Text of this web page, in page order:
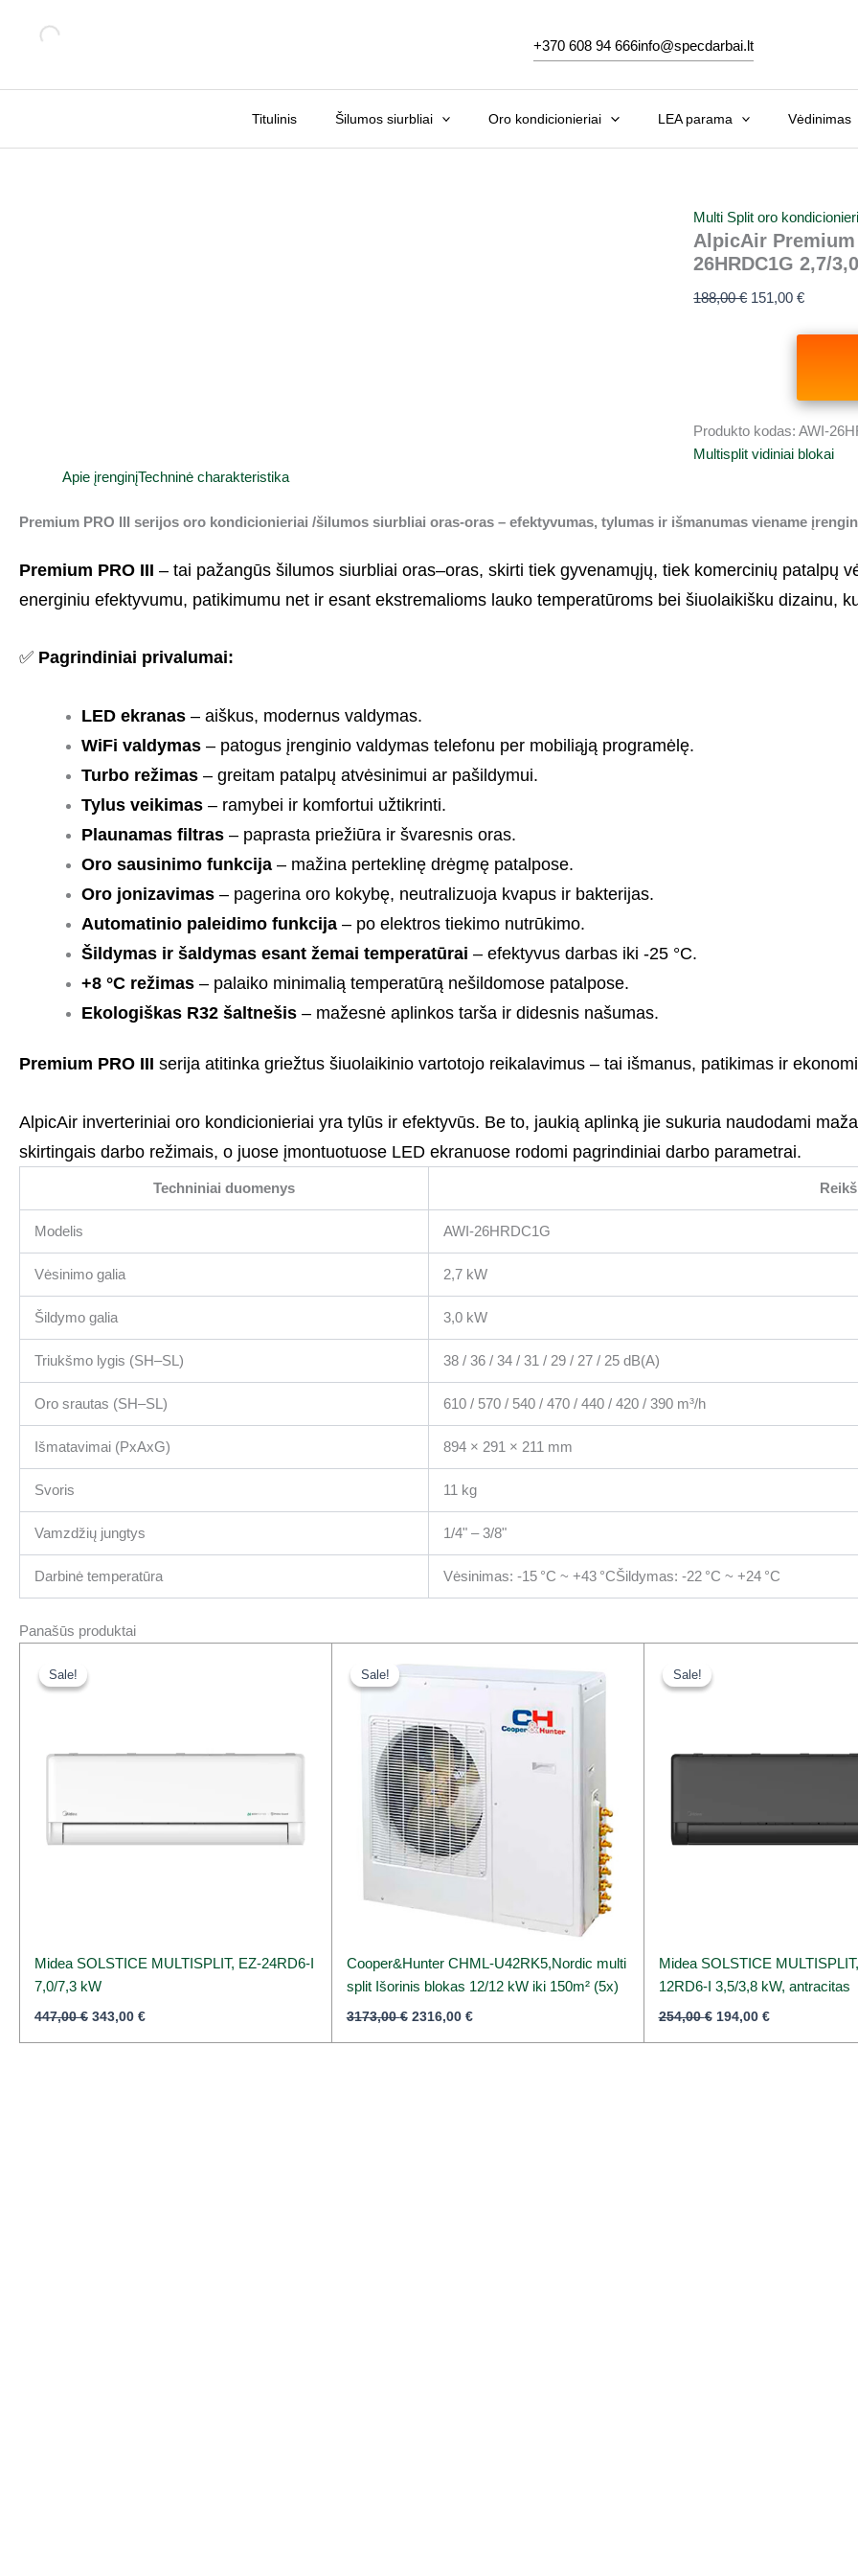
+370 608 94 666info@specdarbai.lt
Titulinis Šilumos siurbliai Oro kondicionieriai LEA parama Vėdinimas
Sale!
Multi Split oro
AlpicAir
26HRDC1G 2,7/
188,00€
was:
151,00€
Produkto kodas:AWI-
Multisplit vidiniai blokai
Apie įrenginįTechninė charakteristika
Premium PRO III serijos oro kondicionieriai /šilumos siurbliai oras-oras – efektyvumas, tylumas ir išmanumas viename
Premium PRO III – tai pažangūs šilumos siurbliai oras–oras, skirti tiek gyvenamųjų, tiek komercinių patalpų
energiniu efektyvumu, patikimumu net ir esant ekstremalioms lauko temperatūroms bei šiuolaikišku dizainu,
✅ Pagrindiniai privalumai:
LED ekranas – aiškus, modernus valdymas.
WiFi valdymas – patogus įrenginio valdymas telefonu per mobiliąją programėlę.
Turbo režimas – greitam patalpų atvėsinimui ar pašildymui.
Tylus veikimas – ramybei ir komfortui užtikrinti.
Plaunamas filtras – paprasta priežiūra ir švaresnis oras.
Oro sausinimo funkcija – mažina perteklinę drėgmę patalpose.
Oro jonizavimas – pagerina oro kokybę, neutralizuoja kvapus ir bakterijas.
Automatinio paleidimo funkcija – po elektros tiekimo nutrūkimo.
Šildymas ir šaldymas esant žemai temperatūrai – efektyvus darbas iki -25 °C.
+8 °C režimas – palaiko minimalią temperatūrą nešildomose patalpose.
Ekologiškas R32 šaltnešis – mažesnė aplinkos tarša ir didesnis našumas.
Premium PRO III serija atitinka griežtus šiuolaikinio vartotojo reikalavimus – tai išmanus, patikimas ir
AlpicAir inverteriniai oro kondicionieriai yra tylūs ir efektyvūs. Be to, jaukią aplinką jie sukuria naudodami
skirtingais darbo režimais, o juose įmontuotuose LED ekranuose rodomi pagrindiniai darbo parametrai.
Techniniai duomenys
Modelis AWI-26HRDC1G
Vėsinimo galia 2,7 kW
Šildymo galia 3,0 kW
Triukšmo lygis (SH–SL) 38 / 36 / 34 / 31 / 29 / 27 / 25 dB(A)
Oro srautas (SH–SL) 610 / 570 / 540 / 470 / 440 / 420 / 390 m³/h
Išmatavimai (PxAxG) 894 × 291 × 211 mm
Svoris 11 kg
Vamzdžių jungtys 1/4" – 3/8"
Darbinė temperatūra Vėsinimas: -15 °C ~ +43 °CŠildymas: -22 °C ~ +24 °C
Panašūs produktai
Sale!
Sale!
Midea SOLSTICE MULTISPLIT, EZ-24RD6-I
7,0/7,3 kW
447,00€ 343,00 €
Sale!
Sale!
Cooper&Hunter CHML-U42RK5,Nordic multi
split Išorinis blokas 12/12 kW iki 150m² (5x)
3173,00€
price
was:
2316,00 €
price
is:
Sale!
Sale!
Midea SOLSTICE
12RD6-I 3,5/3,8 kW, antracitas
254,00€ 194,00 €